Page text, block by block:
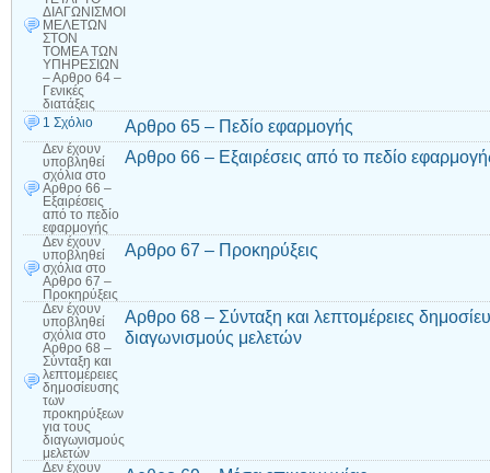
ΔΙΑΓΩΝΙΣΜΟΙ
ΜΕΛΕΤΩΝ
ΣΤΟΝ
ΤΟΜΕΑ ΤΩΝ
ΥΠΗΡΕΣΙΩΝ
– Αρθρο 64 –
Γενικές
διατάξεις
1 Σχόλιο
Αρθρο 65 – Πεδίο εφαρμογής
Δεν έχουν
υποβληθεί
σχόλια στο
Αρθρο 66 –
Εξαιρέσεις
από το πεδίο
εφαρμογής
Αρθρο 66 – Εξαιρέσεις από το πεδίο
Δεν έχουν
υποβληθεί
σχόλια στο
Αρθρο 67 –
Προκηρύξεις
Αρθρο 67 – Προκηρύξεις
Δεν έχουν
υποβληθεί
σχόλια στο
Αρθρο 68 –
Σύνταξη και
λεπτομέρειες
δημοσίευσης
των
προκηρύξεων
για τους
διαγωνισμούς
μελετών
Αρθρο 68 – Σύνταξη και λεπτομέρειες
διαγωνισμούς μελετών
Δεν έχουν